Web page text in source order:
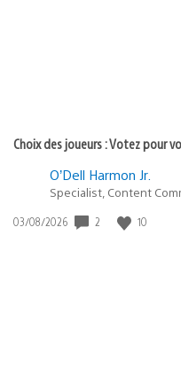
Choix des joueurs : Votez pour
O’Dell Harmon Jr.
Specialist, Content
Date
03/08/2026 2 10